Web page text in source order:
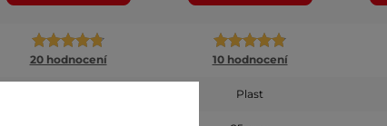
20 hodnocení 10 hodnocení
Plast